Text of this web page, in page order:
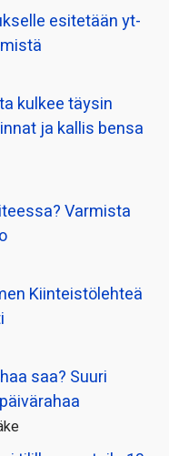
esitetään yt-
kulkee täysin
ja kallis bensa
Varmista
Kiinteistölehteä
saa? Suuri